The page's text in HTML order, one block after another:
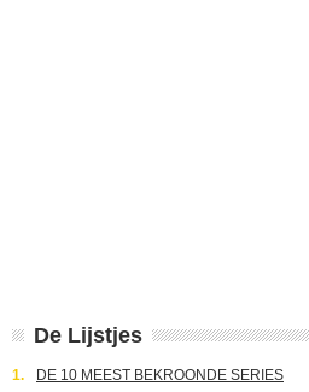
De Lijstjes
1. DE 10 MEEST BEKROONDE SERIES